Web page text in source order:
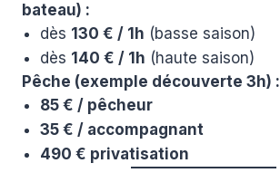
bateau) :
dès 130 € / 1h (basse saison)
dès 140 € / 1h (haute saison)
Pêche (exemple découverte 3h) :
85 € / pêcheur
35 € / accompagnant
490 € privatisation